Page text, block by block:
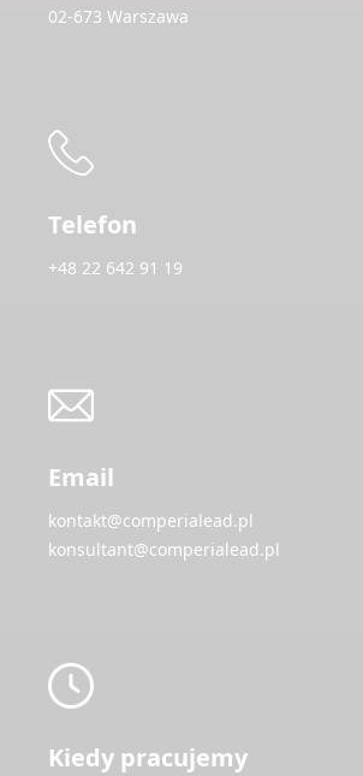
02-673 Warszawa
Telefon
+48 22 642 91 19
Email
kontakt@comperialead.pl
konsultant@comperialead.pl
Kiedy pracujemy